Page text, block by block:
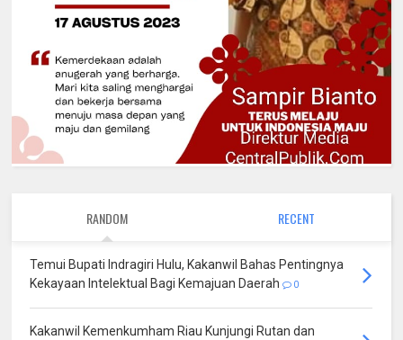
RANDOM RECENT
Temui Bupati Indragiri Hulu, Kakanwil Bahas Pentingnya
Kekayaan Intelektual Bagi Kemajuan Daerah
0
Kakanwil Kemenkumham Riau Kunjungi Rutan dan